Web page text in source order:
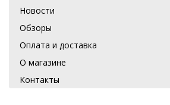
Новости
Обзоры
Оплата и доставка
О магазине
Контакты